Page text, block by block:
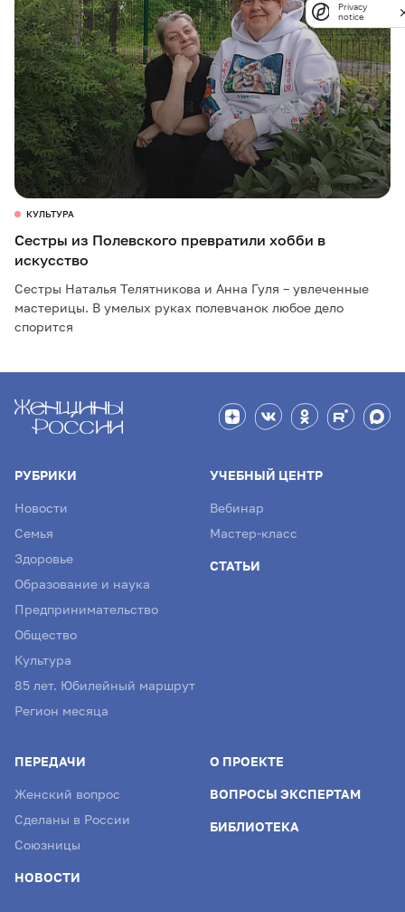
КУЛЬТУРА
Сестры из Полевского превратили хобби в
искусство
Сестры Наталья Телятникова и Анна Гуля – увлеченные
мастерицы. В умелых руках полевчанок любое дело
спорится
РУБРИКИ
Новости
Семья
Здоровье
Образование и наука
Предпринимательство
Общество
Культура
85 лет. Юбилейный маршрут
Регион месяца
УЧЕБНЫЙ ЦЕНТР
Вебинар
Мастер-класс
СТАТЬИ
ПЕРЕДАЧИ
Женский вопрос
Сделаны в России
Союзницы
НОВОСТИ
О ПРОЕКТЕ
ВОПРОСЫ ЭКСПЕРТАМ
БИБЛИОТЕКА
Privacy
notice